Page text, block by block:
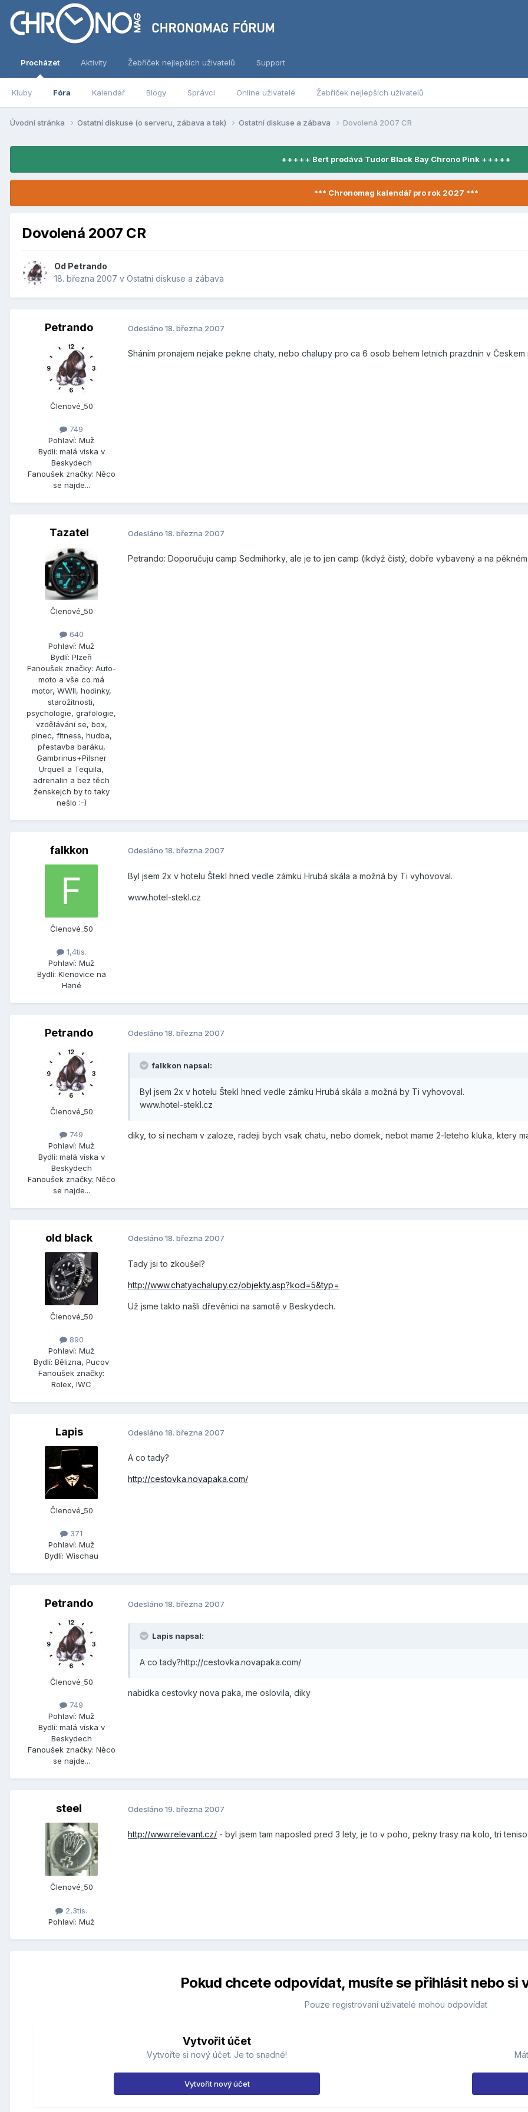
Procházet
Kluby Fóra Kalendář Blogy Správci Online uživatelé Žebříček nejlepších uživatelů
Aktivity Žebříček nejlepších uživatelů Support
Úvodní stránka Ostatní diskuse (o serveru, zábava a tak) Ostatní diskuse a zábava Dovolená 2007 CR
+++++ Bert prodává Tudor Black Bay Chrono Pink +++++
*** Chronomag kalendář pro rok 2027 ***
Dovolená 2007 CR
Od Petrando
18. března 2007 v Ostatní diskuse a zábava
Petrando
Členové_50
749
Pohlaví: Muž
Bydlí: malá víska v
Beskydech
Fanoušek značky: Něco
se najde...
Odesláno 18. března 2007
Sháním pronajem nejake pekne chaty, nebo chalupy pro ca 6 osob behem letnich prazdnin v
Tazatel
Členové_50
640
Pohlaví: Muž
Bydlí: Plzeň
Fanoušek značky: Auto-
moto a vše co má
motor, WWII, hodinky,
starožitnosti,
psychologie, grafologie,
vzdělávání se, box,
pinec, fitness, hudba,
přestavba baráku,
Gambrinus+Pilsner
Urquell a Tequila,
adrenalin a bez těch
ženskejch by to taky
nešlo :-)
Odesláno 18. března 2007
Petrando: Doporučuju camp Sedmihorky, ale je to jen camp (ikdyž čistý, dobře vybavený a na
falkkon
Členové_50
1,4tis.
Pohlaví: Muž
Bydlí: Klenovice na
Hané
Odesláno 18. března 2007
Byl jsem 2x v hotelu Štekl hned vedle zámku Hrubá skála a možná by Ti vyhovoval.
www.hotel-stekl.cz
Petrando
Členové_50
749
Pohlaví: Muž
Bydlí: malá víska v
Beskydech
Fanoušek značky: Něco
se najde...
Odesláno 18. března 2007
falkkon napsal:
Byl jsem 2x v hotelu Štekl hned vedle zámku Hrubá skála a možná by Ti vyhovoval.
www.hotel-stekl.cz
diky, to si necham v zaloze, radeji bych vsak chatu, nebo domek, nebot mame 2-leteho kluka, ktery
old black
Členové_50
890
Pohlaví: Muž
Bydlí: Bělizna, Pucov
Fanoušek značky:
Rolex, IWC
Odesláno 18. března 2007
Tady jsi to zkoušel?
http://www.chatyachalupy.cz/objekty.asp?kod=5&typ=
Už jsme takto našli dřevěnici na samotě v Beskydech.
Lapis
Členové_50
371
Pohlaví: Muž
Bydlí: Wischau
Odesláno 18. března 2007
A co tady?
http://cestovka.novapaka.com/
Petrando
Členové_50
749
Pohlaví: Muž
Bydlí: malá víska v
Beskydech
Fanoušek značky: Něco
se najde...
Odesláno 18. března 2007
Lapis napsal:
A co tady?http://cestovka.novapaka.com/
nabidka cestovky nova paka, me oslovila, diky
steel
Členové_50
2,3tis.
Pohlaví: Muž
Odesláno 19. března 2007
http://www.relevant.cz/ - byl jsem tam naposled pred 3 lety, je to v poho, pekny trasy na kolo, tri
Pokud chcete odpovídat, musíte se přihlásit nebo si
Pouze registrovaní uživatelé mohou odpovídat
Vytvořit účet
Vytvořte si nový účet. Je to snadné!
Vytvořit nový účet